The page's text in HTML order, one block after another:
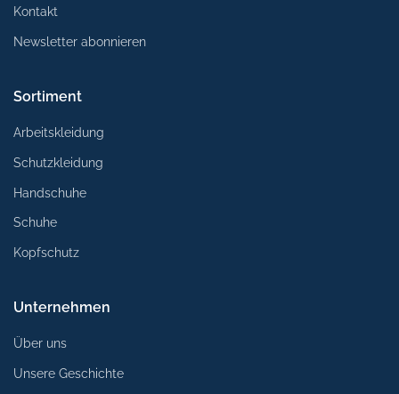
Kontakt
Newsletter abonnieren
Sortiment
Arbeitskleidung
Schutzkleidung
Handschuhe
Schuhe
Kopfschutz
Unternehmen
Über uns
Unsere Geschichte